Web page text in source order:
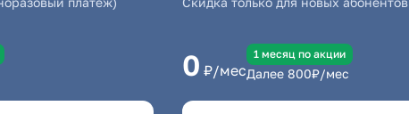
0 ₽/мес
1 месяц по акции
Далее 800₽/мес